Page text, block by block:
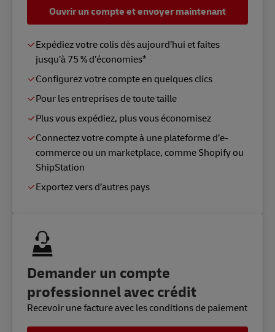
Ouvrir un compte et envoyer maintenant
Expédiez votre colis dès aujourd’hui et faites
jusqu’à 75 % d’économies*
Configurez votre compte en quelques clics
Pour les entreprises de toute taille
Plus vous expédiez, plus vous économisez
Connectez votre compte à une plateforme d’e-
commerce ou un marketplace, comme Shopify ou
ShipStation
Exportez vers d’autres pays
Demander un compte
professionnel avec crédit
Recevoir une facture avec les conditions de paiement